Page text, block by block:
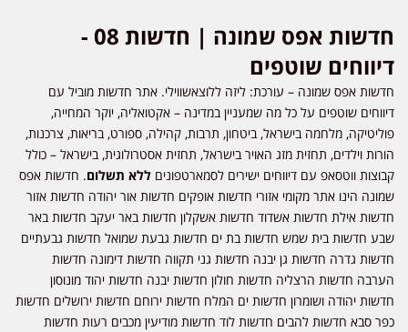
חדשות אפס שמונה | חדשות 08 -
דיווחים שוטפים
חדשות אפס שמונה – עורכת: ליזה ללוצאשווילי. אתר חדשות מוביל עם
דיווחים שוטפים על כל מה שמעניין במדינה – אקטואליה, יוקר המחייה,
פוליטיקה, מלחמה בישראל, ביטחון, תרבות, קהילה, ספורט, בריאות, צרכנות,
הורות וילדים, תחזית מזג האויר בישראל, תחזית אסטרולוגית, בישראל – כולל
קבוצות ווטסאפ עם דיווחים ישירים לסמארטפונים ללא תשלום. חדשות אפס
שמונה הינו אתר מקומי אזורי חדשות אופקים חדשות אור יהודה חדשות אזור
חדשות אילת חדשות אשדוד חדשות אשקלון חדשות באר יעקב חדשות באר
שבע חדשות בית שמש חדשות בת ים חדשות גבעת שמואל חדשות גבעתיים
חדשות גדרה חדשות גן יבנה חדשות גני תקווה חדשות דימונה חדשות
הערבה חדשות הרצליה חדשות חולון חדשות יבנה חדשות יהוד מונוסון
חדשות יהודה ושומרון חדשות ים המלח חדשות ירוחם חדשות ירושלים חדשות
כפר סבא חדשות להבים חדשות לוד חדשות מודיעין מכבים רעות חדשות